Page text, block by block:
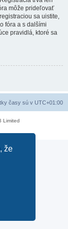
že
môže prideľovať
sa uistite,
fóra a s dalšími
pravidlá, ktoré sa
časy sú v UTC+01:00
Limited